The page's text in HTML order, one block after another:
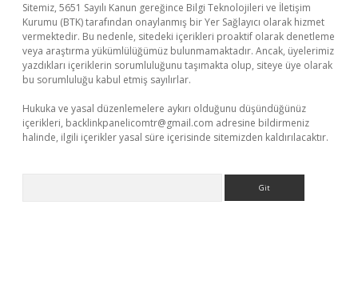
Sitemiz, 5651 Sayılı Kanun gereğince Bilgi Teknolojileri ve İletişim
Kurumu (BTK) tarafından onaylanmış bir Yer Sağlayıcı olarak hizmet
vermektedir. Bu nedenle, sitedeki içerikleri proaktif olarak denetleme
veya araştırma yükümlülüğümüz bulunmamaktadır. Ancak, üyelerimiz
yazdıkları içeriklerin sorumluluğunu taşımakta olup, siteye üye olarak
bu sorumluluğu kabul etmiş sayılırlar.
Hukuka ve yasal düzenlemelere aykırı olduğunu düşündüğünüz
içerikleri, backlinkpanelicomtr@gmail.com adresine bildirmeniz
halinde, ilgili içerikler yasal süre içerisinde sitemizden kaldırılacaktır.